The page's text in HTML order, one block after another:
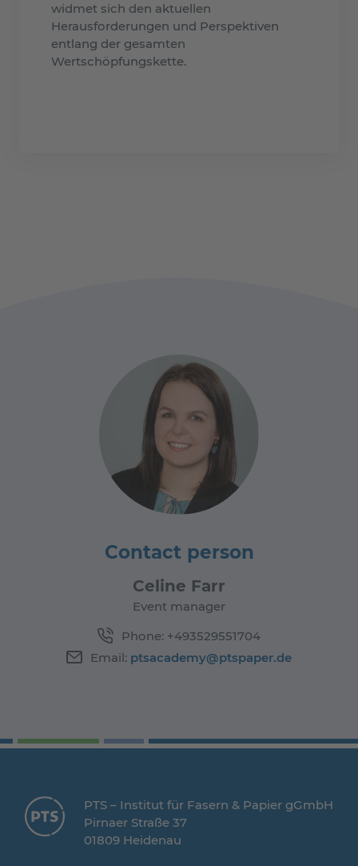
widmet sich den aktuellen
Herausforderungen und Perspektiven
entlang der gesamten
Wertschöpfungskette.
Contact person
Celine Farr
Event manager
Phone: +493529551704
Email: ptsacademy@ptspaper.de
PTS – Institut für Fasern & Papier gGmbH
Pirnaer Straße 37
01809 Heidenau